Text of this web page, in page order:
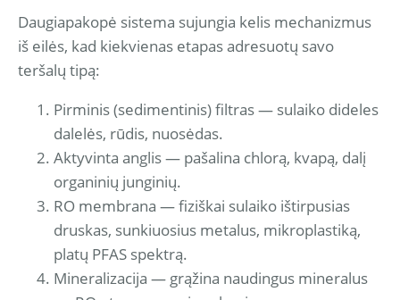
Daugiapakopė sistema sujungia kelis mechanizmus
iš eilės, kad kiekvienas etapas adresuotų savo
teršalų tipą:
Pirminis (sedimentinis) filtras — sulaiko dideles
dalelės, rūdis, nuosėdas.
Aktyvinta anglis — pašalina chlorą, kvapą, dalį
organinių junginių.
RO membrana — fiziškai sulaiko ištirpusias
druskas, sunkiuosius metalus, mikroplastiką,
platų PFAS spektrą.
Mineralizacija — grąžina naudingus mineralus